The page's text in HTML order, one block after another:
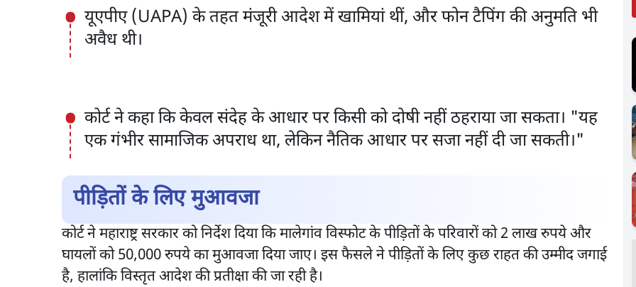
यूएपीए (UAPA) के तहत मंजूरी आदेश में खामियां थीं, और फोन टैपिंग की अनुमति भी
अवैध थी।
कोर्ट ने कहा कि केवल संदेह के आधार पर किसी को दोषी नहीं ठहराया जा सकता। "यह
एक गंभीर सामाजिक अपराध था, लेकिन नैतिक आधार पर सजा नहीं दी जा सकती।"
पीड़ितों के लिए मुआवजा
कोर्ट ने महाराष्ट्र सरकार को निर्देश दिया कि मालेगांव विस्फोट के पीड़ितों के परिवारों को 2 लाख रुपये और
घायलों को 50,000 रुपये का मुआवजा दिया जाए। इस फैसले ने पीड़ितों के लिए कुछ राहत की उम्मीद जगाई
है, हालांकि विस्तृत आदेश की प्रतीक्षा की जा रही है।